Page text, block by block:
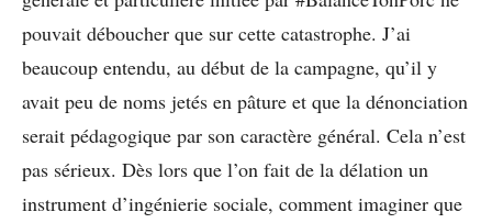
pouvait déboucher que sur cette catastrophe. J’ai
beaucoup entendu, au début de la campagne, qu’il y
avait peu de noms jetés en pâture et que la dénonciation
serait pédagogique par son caractère général. Cela n’est
pas sérieux. Dès lors que l’on fait de la délation un
instrument d’ingénierie sociale, comment imaginer que